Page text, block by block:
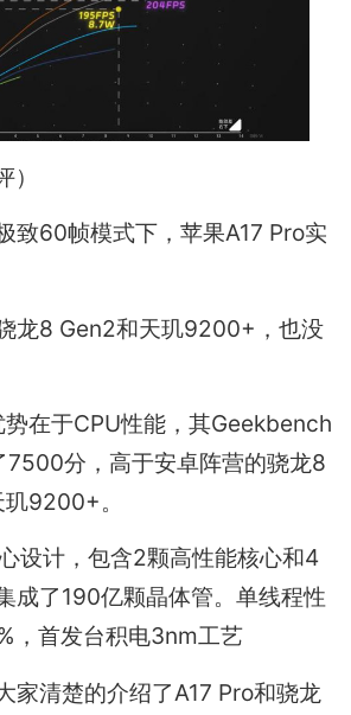
致60帧模式下，苹果A17 Pro实
龙8 Gen2和天玑9200+，也没
势在于CPU性能，其Geekbench
7500分，高于安卓阵营的骁龙8
9200+。
设计，包含2颗高性能核心和4
成了190亿颗晶体管。单线程性
，首发台积电3nm工艺
家清楚的介绍了A17 Pro和骁龙